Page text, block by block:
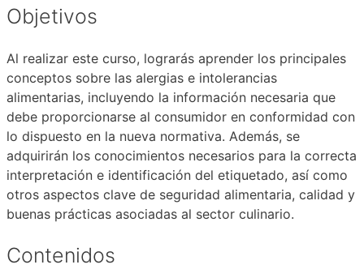
Objetivos
Al realizar este curso, lograrás aprender los principales
conceptos sobre las alergias e intolerancias
alimentarias, incluyendo la información necesaria que
debe proporcionarse al consumidor en conformidad con
lo dispuesto en la nueva normativa. Además, se
adquirirán los conocimientos necesarios para la correcta
interpretación e identificación del etiquetado, así como
otros aspectos clave de seguridad alimentaria, calidad y
buenas prácticas asociadas al sector culinario.
Contenidos